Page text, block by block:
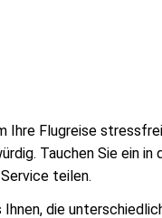
Ihre Flugreise
Tauchen Sie ein in
teilen.
die